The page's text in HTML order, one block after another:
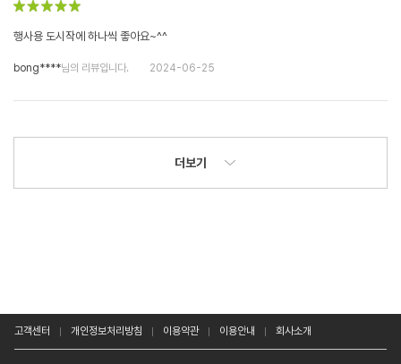
행사용 도시작에 하나씩 좋아요~^^
bong****님의 리뷰입니다. 2024-06-25
더보기
고객센터 개인정보처리방침 이용약관 이용안내 회사소개